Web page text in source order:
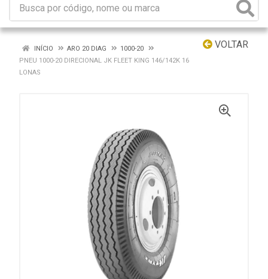
VOLTAR
INÍCIO ARO 20 DIAG
1000-20
PNEU 1000-20 DIRECIONAL JK FLEET KING 146/142K 16
LONAS